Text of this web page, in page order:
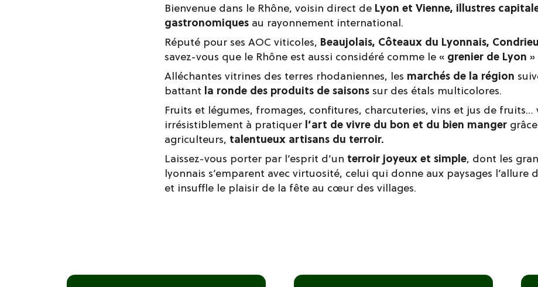
Bienvenue dans le Rhône, voisin direct de Lyon et Vienne, illustres
gastronomiques au rayonnement international.
Réputé pour ses AOC viticoles, Beaujolais, Côteaux du Lyonnais,
savez-vous que le Rhône est aussi considéré comme le « grenier de Lyon »
Alléchantes vitrines des terres rhodaniennes, les marchés de la région
battant la ronde des produits de saisonssur des étals multicolores.
Fruits et légumes, fromages, confitures, charcuteries, vins et jus de fruits…
irrésistiblement à pratiquer l’art de vivre du bon et du bien manger
agriculteurs, talentueux artisans du terroir.
Laissez-vous porter par l’esprit d’un terroir joyeux et simple, dont les
lyonnais s’emparent avec virtuosité, celui qui donne aux paysages l’allure
et insuffle le plaisir de la fête au cœur des villages.